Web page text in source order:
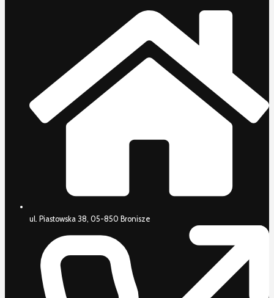
ul. Piastowska 38, 05-850 Bronisze